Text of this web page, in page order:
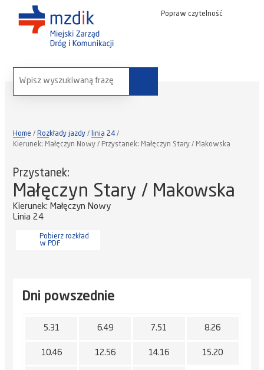
Popraw czytelność
wyszukaj na stronie:
Home Rozkłady jazdy
linia 24
Kierunek: Małęczyn Nowy / Przystanek: Małęczyn Stary / Makowska
Przystanek:
Małęczyn Stary / Makowska
Kierunek: Małęczyn Nowy
Linia 24
Pobierz rozkład
w PDF
Dni powszednie
5.31 6.49 7.51 8.26
10.46 12.56 14.16 15.20